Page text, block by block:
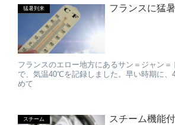
猛暑到来 フランスに猛
フランスのエロー地方にあるサン＝ジャン＝
で、気温40℃を記録しました。早い時期に
めて
スチーム
スチーム機能